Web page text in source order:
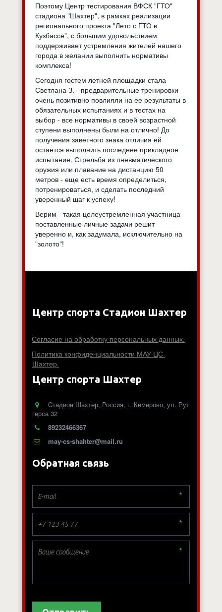
Поэтому Центр тестирования ВФСК "ГТО"
стадиона "Шахтер", в рамках реализации
регионального проекта "Лето с ГТО в
Кузбассе", с большим удовольствием
поддерживает устремления жителей нашего
города в желании выполнить нормативы
комплекса!
Сегодня гостем летней площадки стала
Светлана З. - предварительные тренировки
очень позитивно повлияли на ее результаты в
обязательных испытаниях и в тестах на
выбор - все нормативы в своей возрастной
ступени выполнены были на отлично! До
получения заветного знака отличия ей
остается выполнить последнее прикладное
испытание. Стрельба из пневматического
оружия или плавание на дистанцию 50
метров - еще есть время определиться,
потренироваться, и сделать последний
уверенный шаг к успеху!
Верим - такая целеустремленная участница
поставленные личные задачи решит
уверенно и, как задумала, исключительно на
"золото"!
Центр спорта Стадион Шахтер
Согласие на обработку персональных данных.
Политика конфиденциальности МАУ ЦС
Шахтер.
Центр спорта Шахтер
Cтадион Шахтер, Россия, г. Кемерово, ул. Рут
герса 32
89232466367
may-cs-shahter@mail.ru
Обратная связь
*
*
*